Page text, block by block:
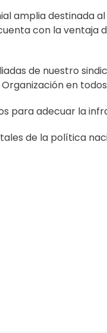
amplia destinada
con la
de nuestro
en
para adecuar la
de la política